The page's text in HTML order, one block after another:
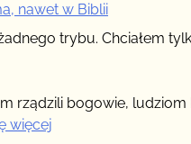
nawet w Biblii
trybu. Chciałem
rządzili bogowie, ludziom
więcej